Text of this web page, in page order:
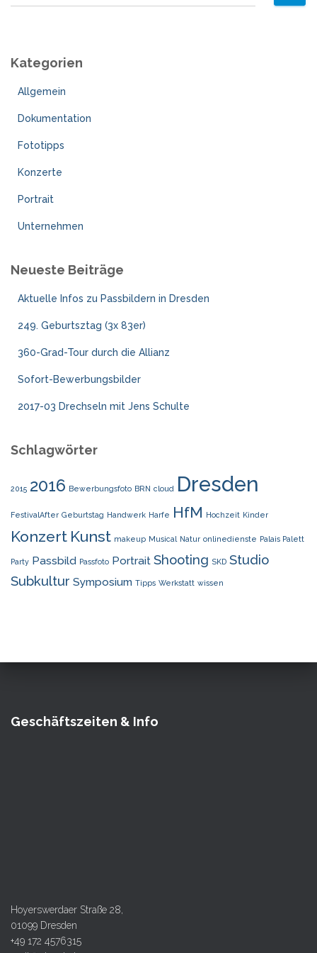
u
n
Kategorien
Allgemein
Dokumentation
Fototipps
Konzerte
Portrait
Unternehmen
Neueste Beiträge
Aktuelle Infos zu Passbildern in Dresden
249. Geburtsztag (3x 83er)
360-Grad-Tour durch die Allianz
Sofort-Bewerbungsbilder
2017-03 Drechseln mit Jens Schulte
Schlagwörter
2015 2016 Bewerbungsfoto BRN cloud Dresden
FestivalAfter Geburtstag Handwerk Harfe HfM Hochzeit Kinder
Konzert Kunst makeup Musical Natur onlinedienste Palais Palett
Party Passbild Passfoto Portrait Shooting SKD Studio
Subkultur Symposium Tipps Werkstatt wissen
Geschäftszeiten & Info
Hoyerswerdaer Straße 28,
01099 Dresden
+49 172 4576315